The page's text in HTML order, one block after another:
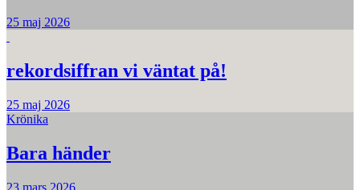
25 maj 2026
rekordsiffran vi väntat på!
25 maj 2026
Krönika
Bara händer
23 mars 2026